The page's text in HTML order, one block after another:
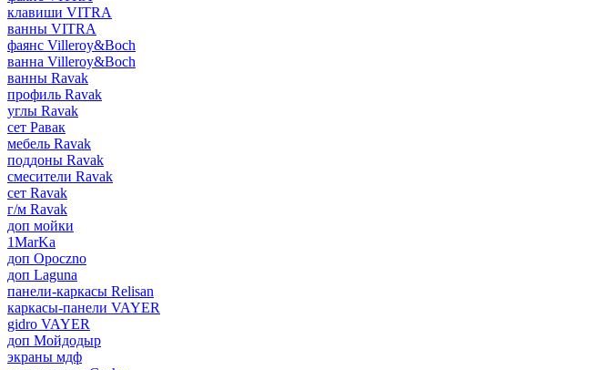
клавиши VITRA
ванны VITRA
фаянс Villeroy&Boch
ванна Villeroy&Boch
ванны Ravak
профиль Ravak
углы Ravak
сет Равак
мебель Ravak
поддоны Ravak
смесители Ravak
сет Ravak
г/м Ravak
доп мойки
1MarKa
доп Opoczno
доп Laguna
панели-каркасы Relisan
каркасы-панели VAYER
gidro VAYER
доп Мойдодыр
экраны мдф